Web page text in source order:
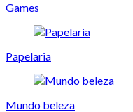
Games
Papelaria
Mundo beleza